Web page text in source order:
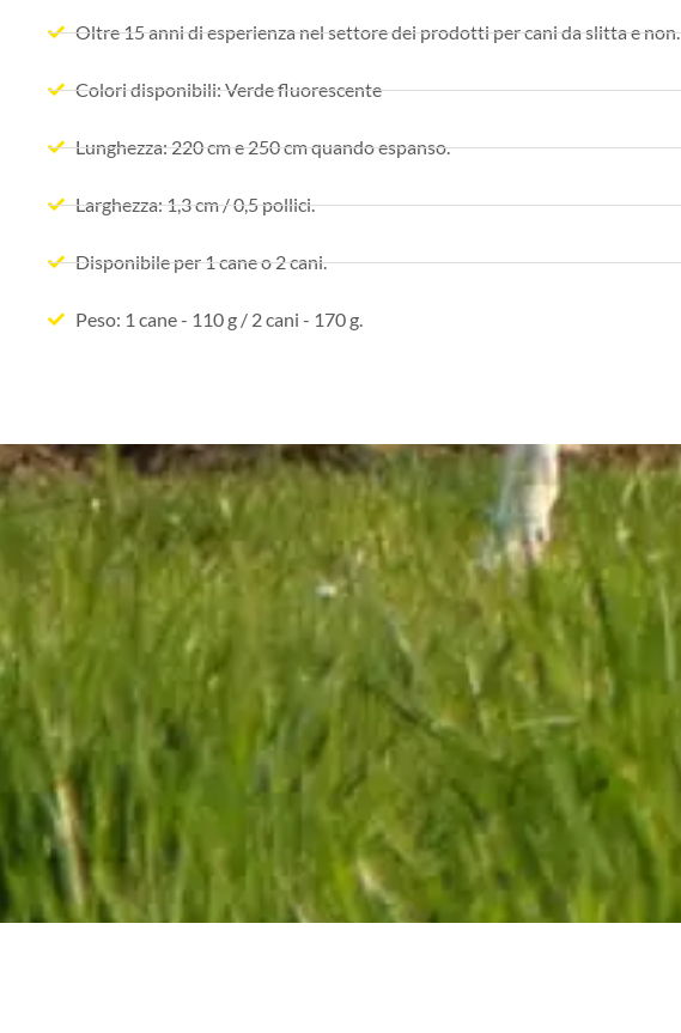
Oltre 15 anni di esperienza nel settore dei prodotti per cani da slitta e non.
Colori disponibili: Verde fluorescente
Lunghezza: 220 cm e 250 cm quando espanso.
Larghezza: 1,3 cm / 0,5 pollici.
Disponibile per 1 cane o 2 cani.
Peso: 1 cane - 110 g / 2 cani - 170 g.